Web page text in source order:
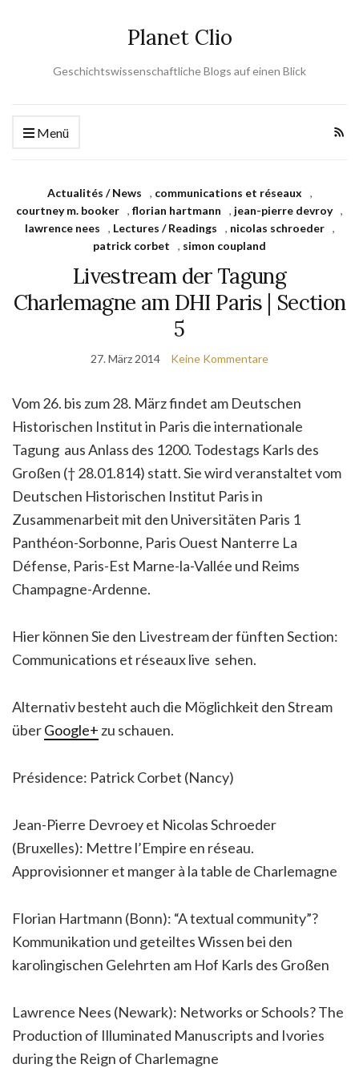
Planet Clio
Geschichtswissenschaftliche Blogs auf einen Blick
Menü
Actualités / News , communications et réseaux
,
courtney m. booker , florian hartmann , jean-pierre devroy ,
lawrence nees
, Lectures / Readings , nicolas schroeder
,
patrick corbet
, simon coupland
Livestream der Tagung
Charlemagne am DHI Paris | Section
5
27. März 2014 Keine Kommentare
Vom 26. bis zum 28. März findet am Deutschen
Historischen Institut in Paris die internationale
Tagung aus Anlass des 1200. Todestags Karls des
Großen († 28.01.814) statt. Sie wird veranstaltet vom
Deutschen Historischen Institut Paris in
Zusammenarbeit mit den Universitäten Paris 1
Panthéon-Sorbonne, Paris Ouest Nanterre La
Défense, Paris-Est Marne-la-Vallée und Reims
Champagne-Ardenne.
Hier können Sie den Livestream der fünften Section:
Communications et réseaux live sehen.
Alternativ besteht auch die Möglichkeit den Stream
überGoogle+ zu schauen.
Présidence: Patrick Corbet (Nancy)
Jean-Pierre Devroey et Nicolas Schroeder
(Bruxelles): Mettre l’Empire en réseau.
Approvisionner et manger à la table de Charlemagne
Florian Hartmann (Bonn): “A textual community”?
Kommunikation und geteiltes Wissen bei den
karolingischen Gelehrten am Hof Karls des Großen
Lawrence Nees (Newark): Networks or Schools? The
Production of Illuminated Manuscripts and Ivories
during the Reign of Charlemagne